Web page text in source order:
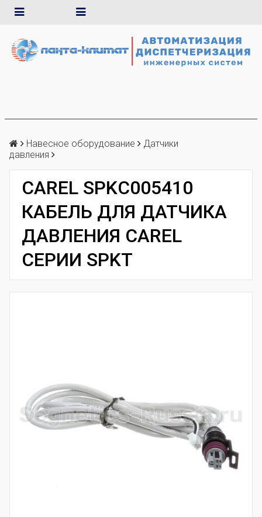
Навесное оборудование
Датчики
давления
CAREL SPKC005410
КАБЕЛЬ ДЛЯ ДАТЧИКА
ДАВЛЕНИЯ CAREL
СЕРИИ SPKT